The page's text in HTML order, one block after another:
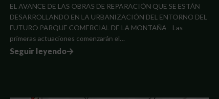
EL AVANCE DE LAS OBRAS DE REPARACIÓN QUE SE ESTÁN
DESARROLLANDO EN LA URBANIZACIÓN DEL ENTORNO DEL
FUTURO PARQUE COMERCIAL DE LA MONTAÑA Las
primeras actuaciones comenzarán el…
Seguir leyendo